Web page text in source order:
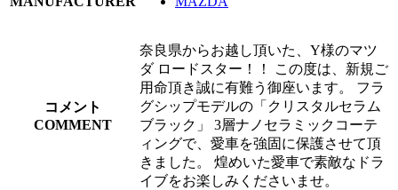
コメント
COMMENT
奈良県からお越し頂いた、Y様のマツ
ダ ロードスター！！ この度は、新規ご
用命頂き誠に有難う御座います。 フラ
グシップモデルの「クリスタルセラム
ブラック」 3層ナノセラミックコーテ
ィングで、愛車を強固に保護させて頂
きました。 煌めいた愛車で素敵なドラ
イブをお楽しみくださいませ。